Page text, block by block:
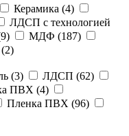
Керамика (4)
ЛДСП с технологией
9) МДФ (187)
2)
(3) ЛДСП (62)
ПВХ (4)
Пленка ПВХ (96)